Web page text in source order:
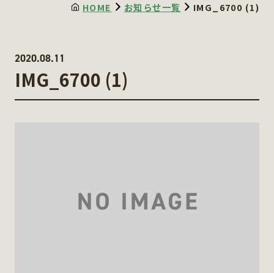
HOME お知らせ一覧 IMG_6700 (1)
2020.08.11
IMG_6700 (1)